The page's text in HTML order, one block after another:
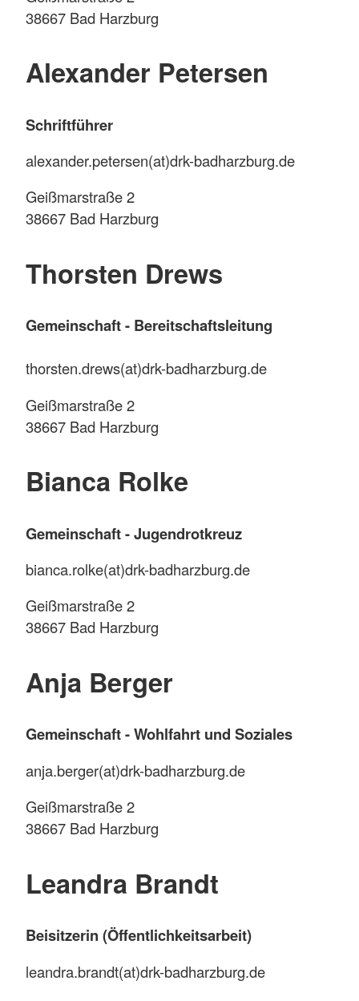
38667 Bad Harzburg
Alexander Petersen
Schriftführer
alexander.petersen(at)drk-badharzburg.de
Geißmarstraße 2
38667 Bad Harzburg
Thorsten Drews
Gemeinschaft - Bereitschaftsleitung
thorsten.drews(at)drk-badharzburg.de
Geißmarstraße 2
38667 Bad Harzburg
Bianca Rolke
Gemeinschaft - Jugendrotkreuz
bianca.rolke(at)drk-badharzburg.de
Geißmarstraße 2
38667 Bad Harzburg
Anja Berger
Gemeinschaft - Wohlfahrt und Soziales
anja.berger(at)drk-badharzburg.de
Geißmarstraße 2
38667 Bad Harzburg
Leandra Brandt
Beisitzerin (Öffentlichkeitsarbeit)
leandra.brandt(at)drk-badharzburg.de